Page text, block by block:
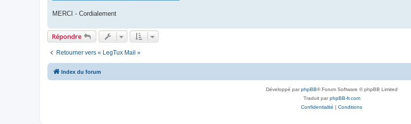
MERCI - Cordialement
Répondre
Retourner vers « LegTux Mail »
Index du forum
Développé parphpBB® Forum Software © phpBB Limited
Traduit parphpBB-fr.com
Confidentialité | Conditions